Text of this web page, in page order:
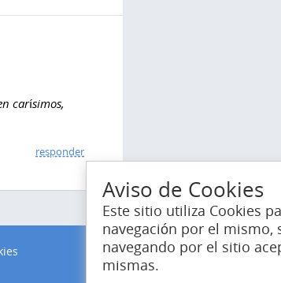
carísimos,
responder
Aviso de Cookies
Este sitio utiliza Cookies
navegación por el mismo,
navegando por el sitio
mismas.